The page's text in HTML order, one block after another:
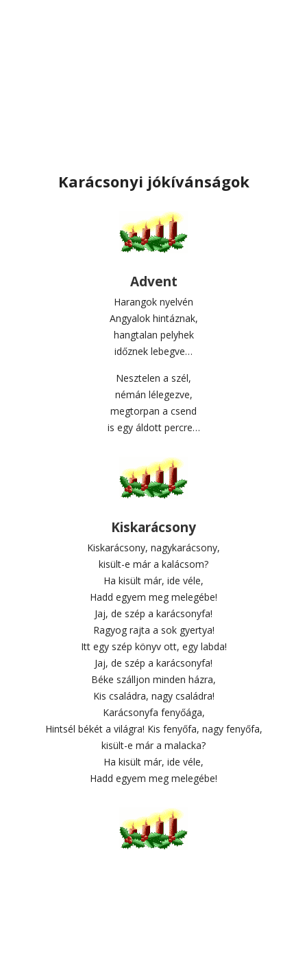
Karácsonyi jókívánságok
Advent
Harangok nyelvén
Angyalok hintáznak,
hangtalan pelyhek
időznek lebegve…
Nesztelen a szél,
némán lélegezve,
megtorpan a csend
is egy áldott percre…
Kiskarácsony
Kiskarácsony, nagykarácsony,
kisült-e már a kalácsom?
Ha kisült már, ide véle,
Hadd egyem meg melegébe!
Jaj, de szép a karácsonyfa!
Ragyog rajta a sok gyertya!
Itt egy szép könyv ott, egy labda!
Jaj, de szép a karácsonyfa!
Béke szálljon minden házra,
Kis családra, nagy családra!
Karácsonyfa fenyőága,
Hintsél békét a világra! Kis fenyőfa, nagy fenyőfa,
kisült-e már a malacka?
Ha kisült már, ide véle,
Hadd egyem meg melegébe!